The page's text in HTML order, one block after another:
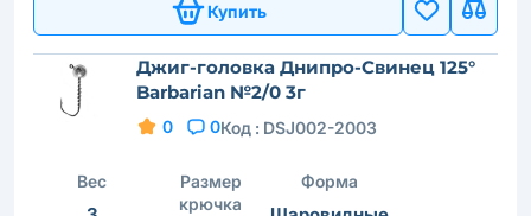
Купить
Джиг-головка Днипро-Свинец 125°
Barbarian №2/0 3г
0 0Код : DSJ002-2003
Вес
Размер
крючка
Форма